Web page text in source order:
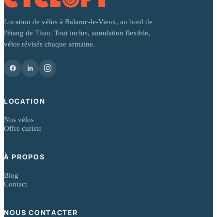
Location de vélos à Balaruc-le-Vieux, au bord de
l'étang de Thau. Tout inclus, annulation flexible,
vélos révisés chaque semaine.
LOCATION
Nos vélos
Offre curiste
À PROPOS
Blog
Contact
NOUS CONTACTER